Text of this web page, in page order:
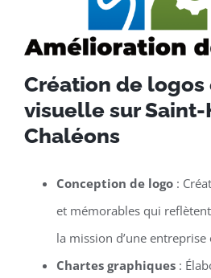
Création de
visuelle sur
Chaléons
Conception de logo:
et mémorables qui
la mission d’une
Chartes graphiques: